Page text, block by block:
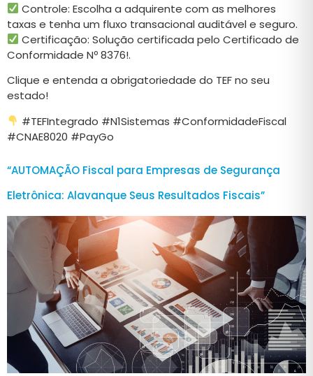
Controle: Escolha a adquirente com as melhores
taxas e tenha um fluxo transacional auditável e seguro.
Certificação: Solução certificada pelo Certificado de
Conformidade Nº 8376!.
Clique e entenda a obrigatoriedade do TEF no seu
estado!
#TEFIntegrado #N1Sistemas #ConformidadeFiscal
#CNAE8020 #PayGo
“AUTOMAÇÃO Fiscal para Empresas de Segurança
Eletrônica: Alavanque Seus Resultados Fiscais”